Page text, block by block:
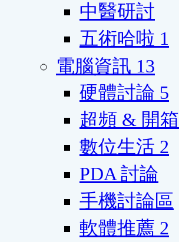
中醫研討
五術哈啦 1
電腦資訊 13
硬體討論 5
超頻 & 開箱
數位生活 2
PDA 討論
手機討論區
軟體推薦 2